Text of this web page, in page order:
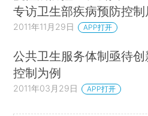
专访卫生部疾病预防控
2011年11月29日 APP打开
公共卫生服务体制亟待
控制为例
2011年03月29日 APP打开